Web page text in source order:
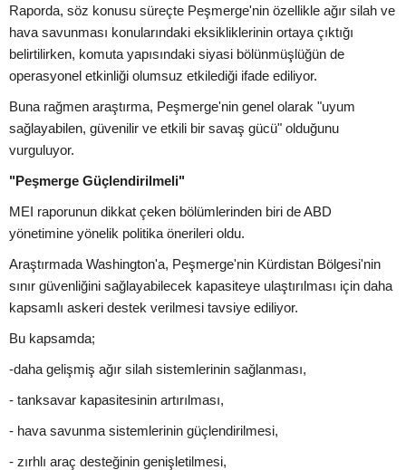
Raporda, söz konusu süreçte Peşmerge'nin özellikle ağır silah ve
hava savunması konularındaki eksikliklerinin ortaya çıktığı
belirtilirken, komuta yapısındaki siyasi bölünmüşlüğün de
operasyonel etkinliği olumsuz etkilediği ifade ediliyor.
Buna rağmen araştırma, Peşmerge'nin genel olarak "uyum
sağlayabilen, güvenilir ve etkili bir savaş gücü" olduğunu
vurguluyor.
"Peşmerge Güçlendirilmeli"
MEI raporunun dikkat çeken bölümlerinden biri de ABD
yönetimine yönelik politika önerileri oldu.
Araştırmada Washington'a, Peşmerge'nin Kürdistan Bölgesi'nin
sınır güvenliğini sağlayabilecek kapasiteye ulaştırılması için daha
kapsamlı askeri destek verilmesi tavsiye ediliyor.
Bu kapsamda;
-daha gelişmiş ağır silah sistemlerinin sağlanması,
- tanksavar kapasitesinin artırılması,
- hava savunma sistemlerinin güçlendirilmesi,
- zırhlı araç desteğinin genişletilmesi,